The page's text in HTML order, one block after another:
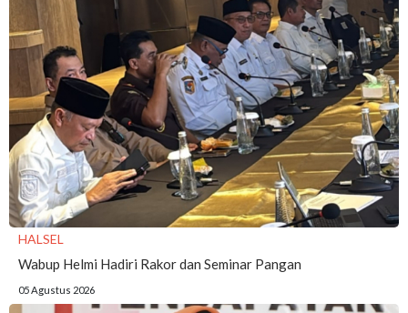
HALSEL
Wabup Helmi Hadiri Rakor dan Seminar Pangan
05 Agustus 2026